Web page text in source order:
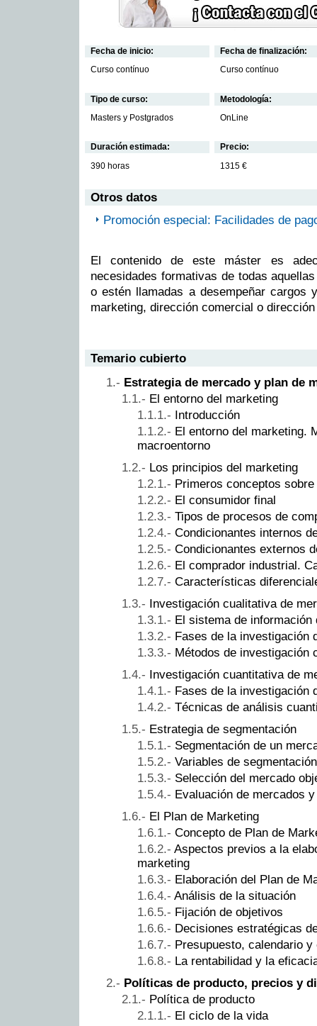
Fecha de inicio:
Curso contínuo
Fecha de finalización:
Curso contínuo
Tipo de curso:
Masters y Postgrados
Metodología:
OnLine
Duración estimada:
390 horas
Precio:
1315 €
Otros datos
Promoción especial: Facilidades de
El contenido de este máster es
necesidades formativas de todas
o estén llamadas a desempeñar cargos
marketing, dirección comercial o
Temario cubierto
Estrategia de mercado y plan de
El entorno del marketing
Introducción
El entorno del marketing.
macroentorno
Los principios del marketing
Primeros conceptos
El consumidor final
Tipos de procesos de
Condicionantes internos
Condicionantes externos
El comprador industrial.
Características
Investigación cualitativa de
El sistema de información
Fases de la investigación
Métodos de investigación
Investigación cuantitativa de
Fases de la investigación
Técnicas de análisis
Estrategia de segmentación
Segmentación de un
Variables de segmentación
Selección del mercado
Evaluación de mercados
El Plan de Marketing
Concepto de Plan de
Aspectos previos a la
marketing
Elaboración del Plan de
Análisis de la situación
Fijación de objetivos
Decisiones estratégicas
Presupuesto, calendario y
La rentabilidad y la
Políticas de producto, precios y
Política de producto
El ciclo de la vida